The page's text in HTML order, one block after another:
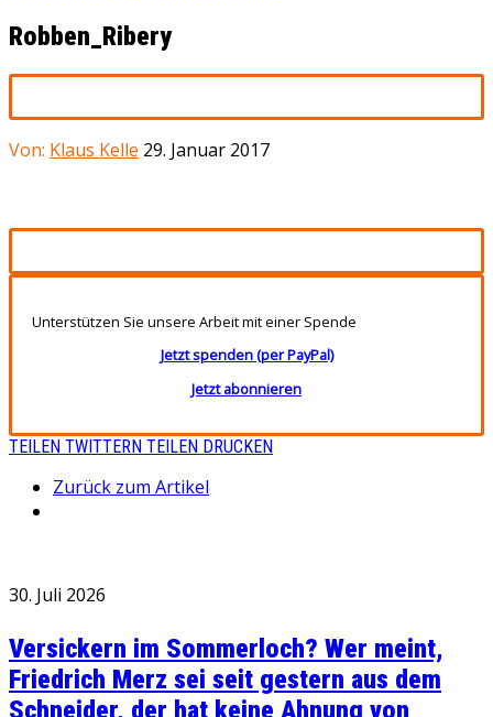
Robben_Ribery
Von: Klaus Kelle 29. Januar 2017
Unterstützen Sie unsere Arbeit mit einer Spende
Jetzt spenden (per PayPal)
Jetzt abonnieren
TEILEN TWITTERN TEILEN DRUCKEN
Zurück zum Artikel
30. Juli 2026
Versickern im Sommerloch? Wer meint,
Friedrich Merz sei seit gestern aus dem
Schneider, der hat keine Ahnung von